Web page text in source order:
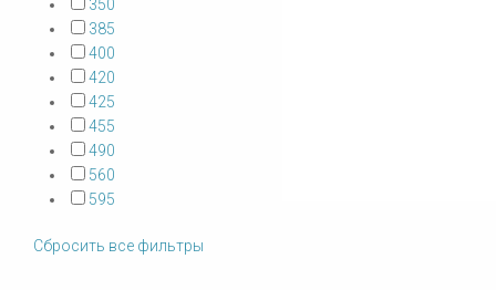
350
385
400
420
425
455
490
560
595
Сбросить все фильтры